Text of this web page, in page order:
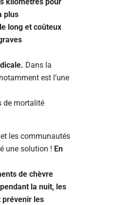
plus
long et coûteux
Dans la
est l’une
de mortalité
les communautés
une solution ! En
de chèvre
la nuit, les
prévenir les